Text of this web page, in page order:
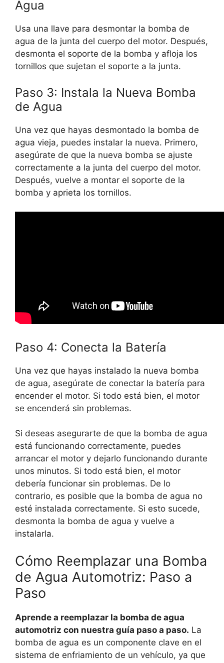
Agua
Usa una llave para desmontar la bomba de
agua de la junta del cuerpo del motor. Después,
desmonta el soporte de la bomba y afloja los
tornillos que sujetan el soporte a la junta.
Paso 3: Instala la Nueva Bomba
de Agua
Una vez que hayas desmontado la bomba de
agua vieja, puedes instalar la nueva. Primero,
asegúrate de que la nueva bomba se ajuste
correctamente a la junta del cuerpo del motor.
Después, vuelve a montar el soporte de la
bomba y aprieta los tornillos.
Paso 4: Conecta la Batería
Una vez que hayas instalado la nueva bomba
de agua, asegúrate de conectar la batería para
encender el motor. Si todo está bien, el motor
se encenderá sin problemas.
Si deseas asegurarte de que la bomba de agua
está funcionando correctamente, puedes
arrancar el motor y dejarlo funcionando durante
unos minutos. Si todo está bien, el motor
debería funcionar sin problemas. De lo
contrario, es posible que la bomba de agua no
esté instalada correctamente. Si esto sucede,
desmonta la bomba de agua y vuelve a
instalarla.
Cómo Reemplazar una Bomba
de Agua Automotriz: Paso a
Paso
Aprende a reemplazar la bomba de agua
automotriz con nuestra guía paso a paso. La
bomba de agua es un componente clave en el
sistema de enfriamiento de un vehículo, ya que